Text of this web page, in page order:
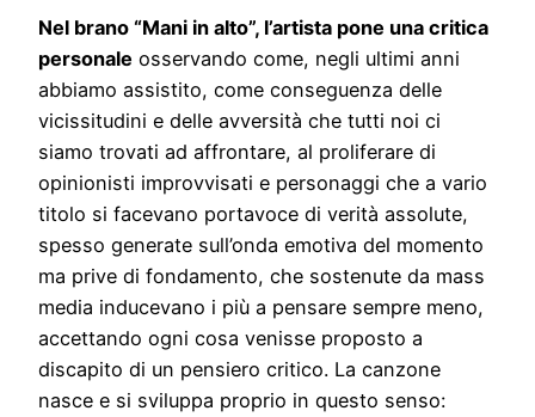
Nel brano “Mani in alto”, l’artista pone una critica
personale osservando come, negli ultimi anni
abbiamo assistito, come conseguenza delle
vicissitudini e delle avversità che tutti noi ci
siamo trovati ad affrontare, al proliferare di
opinionisti improvvisati e personaggi che a vario
titolo si facevano portavoce di verità assolute,
spesso generate sull’onda emotiva del momento
ma prive di fondamento, che sostenute da mass
media inducevano i più a pensare sempre meno,
accettando ogni cosa venisse proposto a
discapito di un pensiero critico. La canzone
nasce e si sviluppa proprio in questo senso: